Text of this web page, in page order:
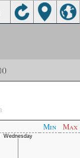
Min Max